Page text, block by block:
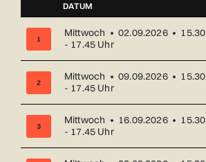
NUMMERDATUM
1
Mittwoch • 02.09.2026 • 15.30
- 17.45 Uhr
2
Mittwoch • 09.09.2026 • 15.30
- 17.45 Uhr
3
Mittwoch • 16.09.2026 • 15.30
- 17.45 Uhr